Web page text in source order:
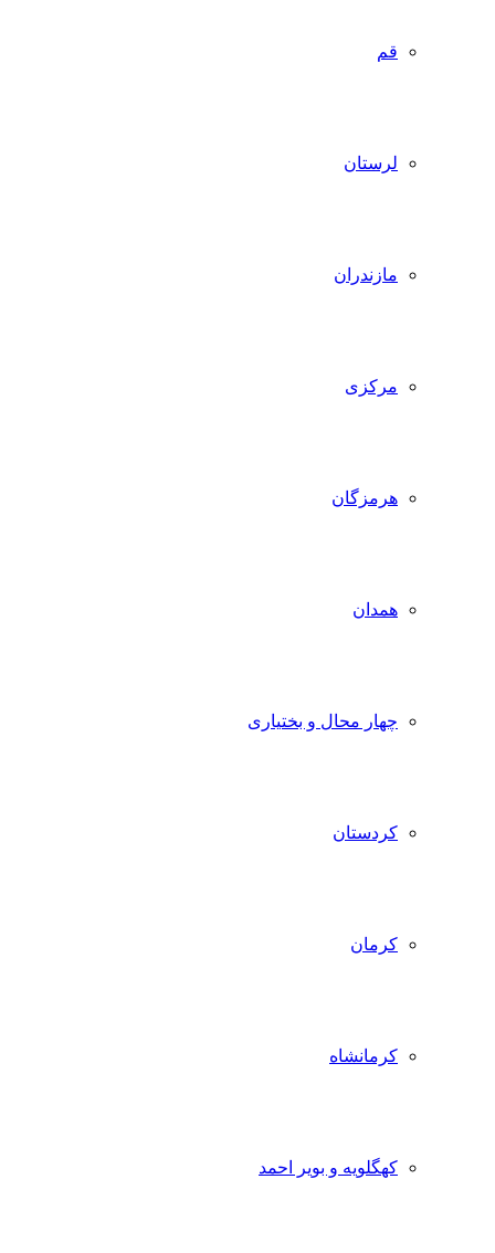
قم
لرستان
مازندران
مرکزی
هرمزگان
همدان
چهار محال و بختیاری
کردستان
کرمان
کرمانشاه
کهگلویه و بویر احمد